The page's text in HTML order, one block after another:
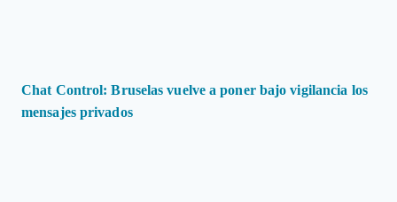
Chat Control: Bruselas vuelve a poner bajo vigilancia los
mensajes privados